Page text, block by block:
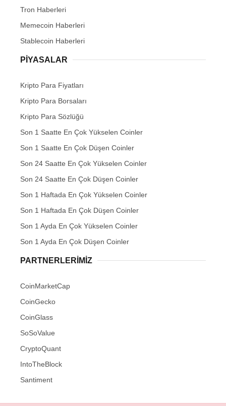
Tron Haberleri
Memecoin Haberleri
Stablecoin Haberleri
PIYASALAR
Kripto Para Fiyatları
Kripto Para Borsaları
Kripto Para Sözlüğü
Son 1 Saatte En Çok Yükselen Coinler
Son 1 Saatte En Çok Düşen Coinler
Son 24 Saatte En Çok Yükselen Coinler
Son 24 Saatte En Çok Düşen Coinler
Son 1 Haftada En Çok Yükselen Coinler
Son 1 Haftada En Çok Düşen Coinler
Son 1 Ayda En Çok Yükselen Coinler
Son 1 Ayda En Çok Düşen Coinler
PARTNERLERIMIZ
CoinMarketCap
CoinGecko
CoinGlass
SoSoValue
CryptoQuant
IntoTheBlock
Santiment